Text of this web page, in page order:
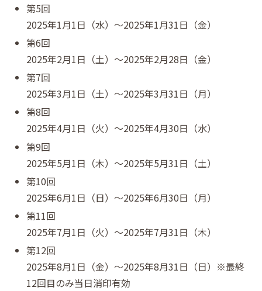
第5回
2025年1月1日（水）〜2025年1月31日（金）
第6回
2025年2月1日（土）〜2025年2月28日（金）
第7回
2025年3月1日（土）〜2025年3月31日（月）
第8回
2025年4月1日（火）〜2025年4月30日（水）
第9回
2025年5月1日（木）〜2025年5月31日（土）
第10回
2025年6月1日（日）〜2025年6月30日（月）
第11回
2025年7月1日（火）〜2025年7月31日（木）
第12回
2025年8月1日（金）〜2025年8月31日（日）※最終
12回目のみ当日消印有効